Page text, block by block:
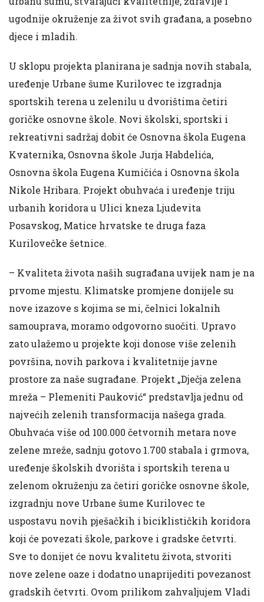
ugodnije okruženje za život svih građana, a posebno
djece i mladih.
U sklopu projekta planirana je sadnja novih stabala,
uređenje Urbane šume Kurilovec te izgradnja
sportskih terena u zelenilu u dvorištima četiri
goričke osnovne škole. Novi školski, sportski i
rekreativni sadržaj dobit će Osnovna škola Eugena
Kvaternika, Osnovna škole Jurja Habdelića,
Osnovna škola Eugena Kumičića i Osnovna škola
Nikole Hribara. Projekt obuhvaća i uređenje triju
urbanih koridora u Ulici kneza Ljudevita
Posavskog, Matice hrvatske te druga faza
Kurilovečke šetnice.
– Kvaliteta života naših sugrađana uvijek nam je na
prvome mjestu. Klimatske promjene donijele su
nove izazove s kojima se mi, čelnici lokalnih
samouprava, moramo odgovorno suočiti. Upravo
zato ulažemo u projekte koji donose više zelenih
površina, novih parkova i kvalitetnije javne
prostore za naše sugrađane. Projekt „Dječja zelena
mreža – Plemeniti Pauković“ predstavlja jednu od
najvećih zelenih transformacija našega grada.
Obuhvaća više od 100.000 četvornih metara nove
zelene mreže, sadnju gotovo 1.700 stabala i grmova,
uređenje školskih dvorišta i sportskih terena u
zelenom okruženju za četiri goričke osnovne škole,
izgradnju nove Urbane šume Kurilovec te
uspostavu novih pješačkih i biciklističkih koridora
koji će povezati škole, parkove i gradske četvrti.
Sve to donijet će novu kvalitetu života, stvoriti
nove zelene oaze i dodatno unaprijediti povezanost
gradskih četvrti. Ovom prilikom zahvaljujem Vladi